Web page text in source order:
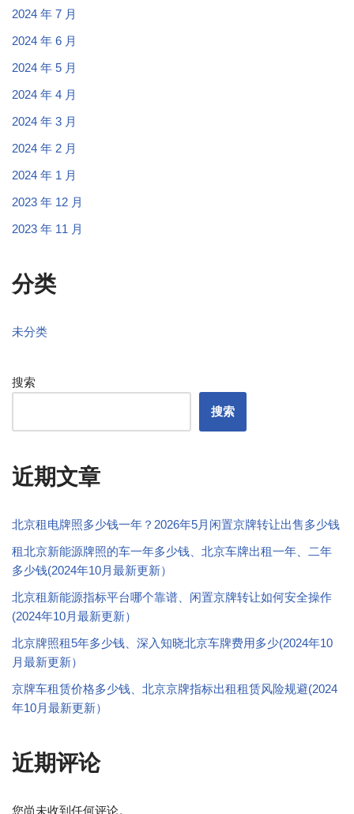
2024 年 7 月
2024 年 6 月
2024 年 5 月
2024 年 4 月
2024 年 3 月
2024 年 2 月
2024 年 1 月
2023 年 12 月
2023 年 11 月
分类
未分类
搜索
搜索
近期文章
北京租电牌照多少钱一年？2026年5月闲置京牌转让出售多少钱
租北京新能源牌照的车一年多少钱、北京车牌出租一年、二年
多少钱(2024年10月最新更新）
北京租新能源指标平台哪个靠谱、闲置京牌转让如何安全操作
(2024年10月最新更新）
北京牌照租5年多少钱、深入知晓北京车牌费用多少(2024年10
月最新更新）
京牌车租赁价格多少钱、北京京牌指标出租租赁风险规避(2024
年10月最新更新）
近期评论
您尚未收到任何评论。